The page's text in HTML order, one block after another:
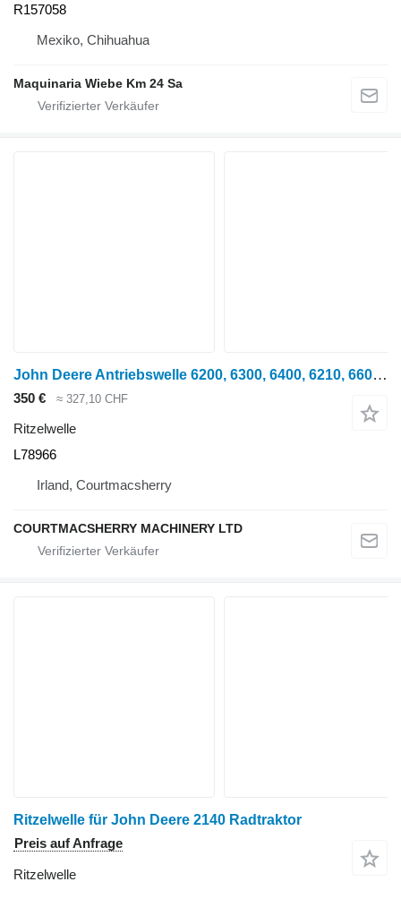
R157058
Mexiko, Chihuahua
Maquinaria Wiebe Km 24 Sa
John Deere Antriebswelle 6200, 6300, 6400, 6210, 6600 L78966 Ritzelwelle für John Deere 6200 Radtraktor
350 € ≈ 327,10 CHF
Ritzelwelle
L78966
Irland, Courtmacsherry
COURTMACSHERRY MACHINERY LTD
Ritzelwelle für John Deere 2140 Radtraktor
Preis auf Anfrage
Ritzelwelle